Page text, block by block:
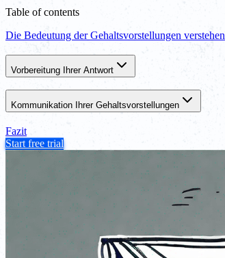
Table of contents
Die Bedeutung der Gehaltsvorstellungen verstehen
Vorbereitung Ihrer Antwort
Kommunikation Ihrer Gehaltsvorstellungen
Fazit
Start free trial